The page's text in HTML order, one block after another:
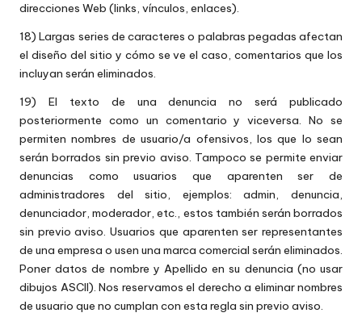
direcciones Web (links, vínculos, enlaces).
18) Largas series de caracteres o palabras pegadas afectan
el diseño del sitio y cómo se ve el caso, comentarios que los
incluyan serán eliminados.
19) El texto de una denuncia no será publicado
posteriormente como un comentario y viceversa. No se
permiten nombres de usuario/a ofensivos, los que lo sean
serán borrados sin previo aviso. Tampoco se permite enviar
denuncias como usuarios que aparenten ser de
administradores del sitio, ejemplos: admin, denuncia,
denunciador, moderador, etc., estos también serán borrados
sin previo aviso. Usuarios que aparenten ser representantes
de una empresa o usen una marca comercial serán eliminados.
Poner datos de nombre y Apellido en su denuncia (no usar
dibujos ASCII). Nos reservamos el derecho a eliminar nombres
de usuario que no cumplan con esta regla sin previo aviso.